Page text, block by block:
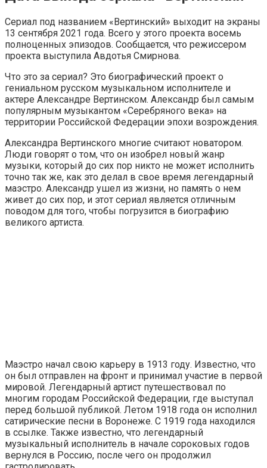
Сериал под названием «Вертинский» выходит на экраны
13 сентября 2021 года. Всего у этого проекта восемь
полноценных эпизодов. Сообщается, что режиссером
проекта выступила Авдотья Смирнова.
Что это за сериал? Это биографический проект о
гениальном русском музыкальном исполнителе и
актере Александре Вертинском. Александр был самым
популярным музыкантом «Серебряного века» на
территории Российской Федерации эпохи возрождения.
Александра Вертинского многие считают новатором.
Люди говорят о том, что он изобрел новый жанр
музыки, который до сих пор никто не может исполнить
точно так же, как это делал в свое время легендарный
маэстро. Александр ушел из жизни, но память о нем
живет до сих пор, и этот сериал является отличным
поводом для того, чтобы погрузится в биографию
великого артиста.
Маэстро начал свою карьеру в 1913 году. Известно, что
он был отправлен на фронт и принимал участие в первой
мировой. Легендарный артист путешествовал по
многим городам Российской Федерации, где выступал
перед большой публикой. Летом 1918 года он исполнил
сатирические песни в Воронеже. С 1919 года находился
в ссылке. Также известно, что легендарный
музыкальный исполнитель в начале сороковых годов
вернулся в Россию, после чего он продолжил